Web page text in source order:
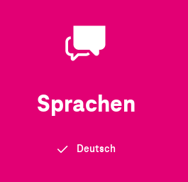
Sprachen
Deutsch